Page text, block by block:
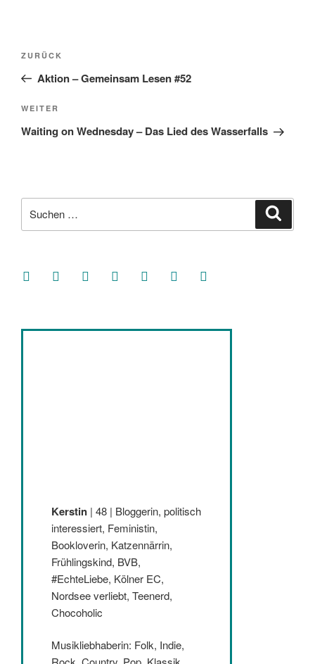
Beitragsnavigation
Vorheriger
Beitrag
ZURÜCK
Aktion – Gemeinsam Lesen #52
Nächster
Beitrag
WEITER
Waiting on Wednesday – Das Lied des Wasserfalls
nach:
facebooksoundcloud
twitter mastodoninstagramthreads goodreads
Kerstin | 48 | Bloggerin, politisch
interessiert, Feministin,
Bookloverin, Katzennärrin,
Frühlingskind, BVB,
#EchteLiebe, Kölner EC,
Nordsee verliebt, Teenerd,
Chocoholic
Musikliebhaberin: Folk, Indie,